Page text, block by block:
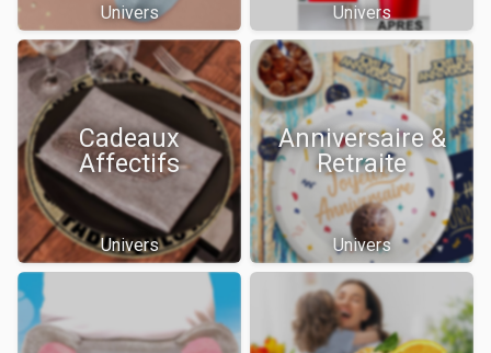
Univers Univers
Cadeaux
Affectifs
Univers
Anniversaire &
Retraite
Univers